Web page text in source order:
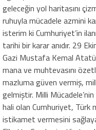
geleceğin yol haritasını
ruhuyla mücadele azmini
isterim ki Cumhuriyet’in
tarihi bir karar anıdır. 29
Gazi Mustafa Kemal
mana ve muhtevasını
mazluma güven vermiş,
gelmiştir. Milli
hali olan Cumhuriyet, Türk
istikamet vermesini